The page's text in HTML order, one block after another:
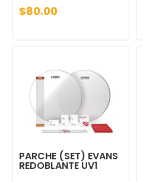
$80.00
PARCHE (SET) EVANS
REDOBLANTE UV1